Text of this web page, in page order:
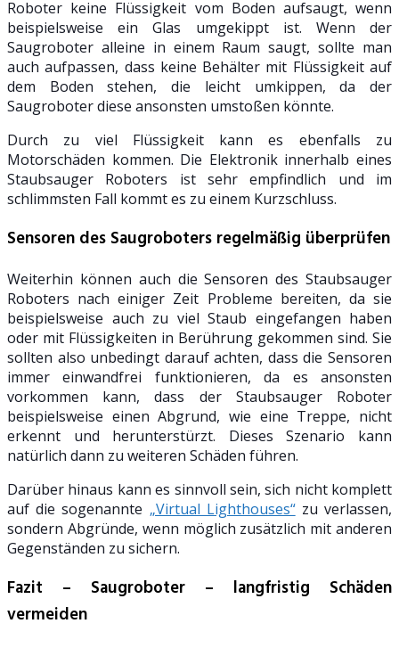
Roboter keine Flüssigkeit vom Boden aufsaugt, wenn
beispielsweise ein Glas umgekippt ist. Wenn der
Saugroboter alleine in einem Raum saugt, sollte man
auch aufpassen, dass keine Behälter mit Flüssigkeit auf
dem Boden stehen, die leicht umkippen, da der
Saugroboter diese ansonsten umstoßen könnte.
Durch zu viel Flüssigkeit kann es ebenfalls zu
Motorschäden kommen. Die Elektronik innerhalb eines
Staubsauger Roboters ist sehr empfindlich und im
schlimmsten Fall kommt es zu einem Kurzschluss.
Sensoren des Saugroboters regelmäßig überprüfen
Weiterhin können auch die Sensoren des Staubsauger
Roboters nach einiger Zeit Probleme bereiten, da sie
beispielsweise auch zu viel Staub eingefangen haben
oder mit Flüssigkeiten in Berührung gekommen sind. Sie
sollten also unbedingt darauf achten, dass die Sensoren
immer einwandfrei funktionieren, da es ansonsten
vorkommen kann, dass der Staubsauger Roboter
beispielsweise einen Abgrund, wie eine Treppe, nicht
erkennt und herunterstürzt. Dieses Szenario kann
natürlich dann zu weiteren Schäden führen.
Darüber hinaus kann es sinnvoll sein, sich nicht komplett
auf die sogenannte „Virtual Lighthouses“zu verlassen,
sondern Abgründe, wenn möglich zusätzlich mit anderen
Gegenständen zu sichern.
Fazit – Saugroboter – langfristig Schäden
vermeiden